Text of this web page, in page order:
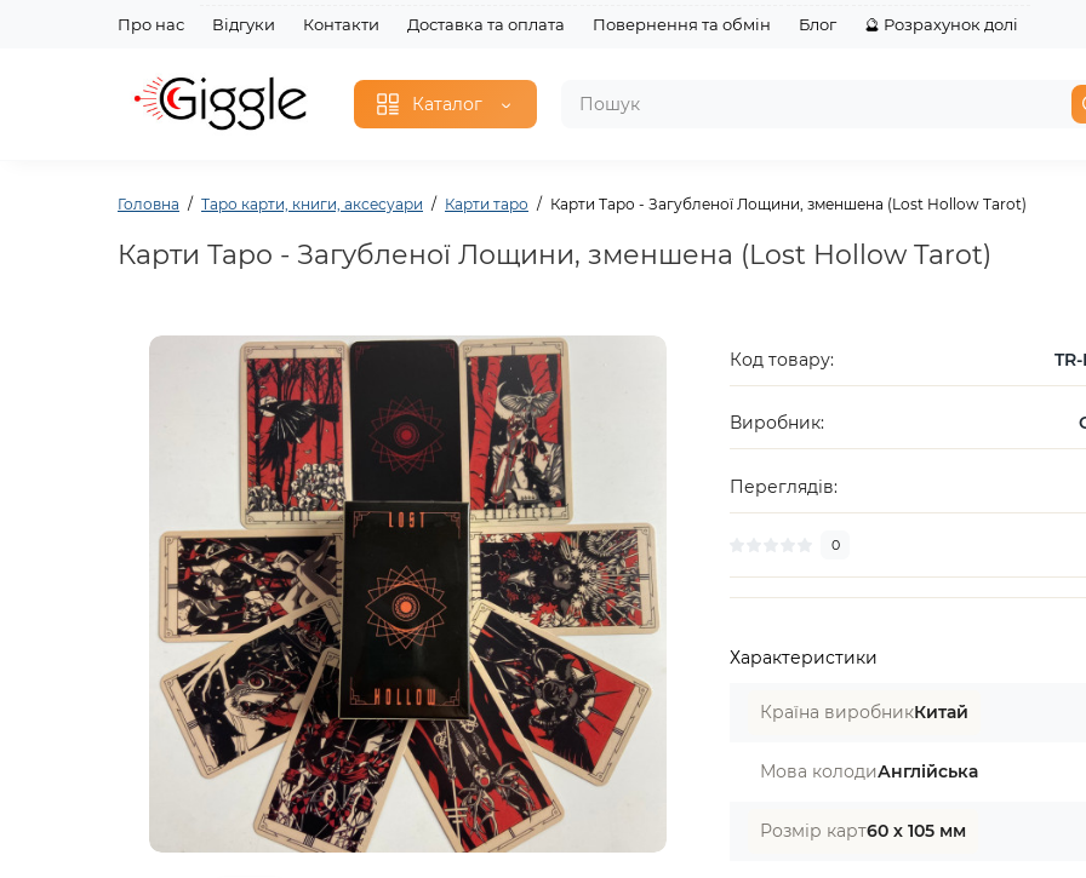
Про нас Відгуки Контакти Доставка та оплата Повернення та обмін Блог 🔮 Розрахунок долі
Каталог
Головна Таро карти, книги, аксесуари Карти таро Карти Таро - Загубленої Лощини, зменшена (Lost Hollow Tarot)
Карти Таро - Загубленої Лощини, зменшена (Lost Hollow Tarot)
Код товару:
Виробник:
Переглядів:
0
Характеристики
Країна виробникКитай
Мова колодиАнглійська
Розмір карт60 х 105 мм